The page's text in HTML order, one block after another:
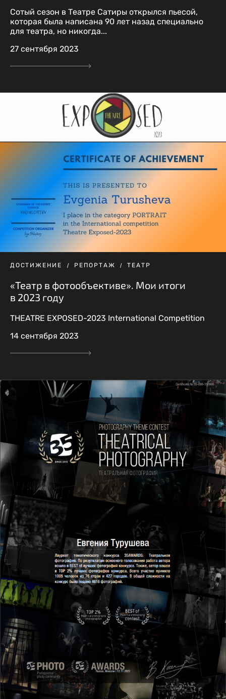
Сотый сезон в Театре Сатиры открылся пьесой,
которая была написана 90 лет назад специально
для театра, но никогда...
27 сентября 2023
ДОСТИЖЕНИЕ РЕПОРТАЖ ТЕАТР
«Театр в фотообъективе». Мои итоги
в 2023 году
THEATRE EXPOSED-2023 International Competition
14 сентября 2023